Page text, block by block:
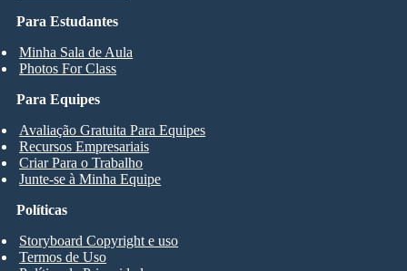
Para Estudantes
Minha Sala de Aula
Photos For Class
Para Equipes
Avaliação Gratuita Para Equipes
Recursos Empresariais
Criar Para o Trabalho
Junte-se à Minha Equipe
Políticas
Storyboard Copyright e uso
Termos de Uso